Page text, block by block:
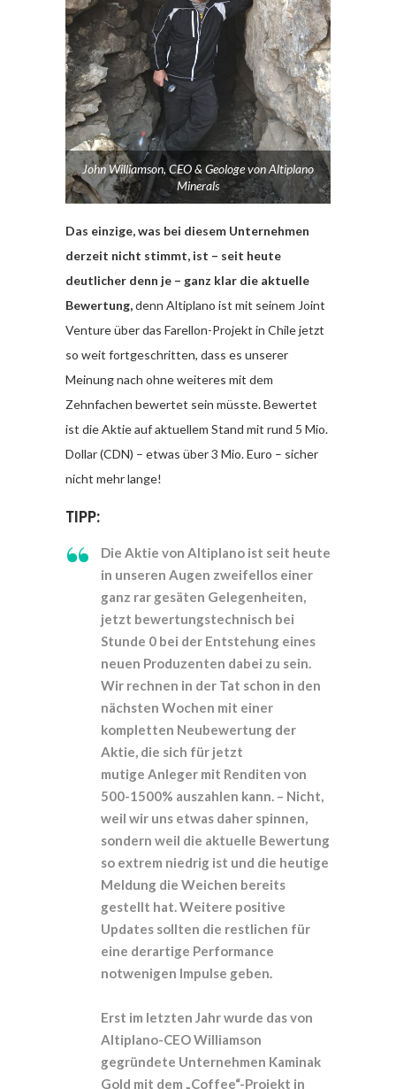
John Williamson, CEO & Geologe von Altiplano
Minerals
Das einzige, was bei diesem Unternehmen
derzeit nicht stimmt, ist – seit heute
deutlicher denn je – ganz klar die aktuelle
Bewertung,denn Altiplano ist mit seinem Joint
Venture über das Farellon-Projekt in Chile jetzt
so weit fortgeschritten, dass es unserer
Meinung nach ohne weiteres mit dem
Zehnfachen bewertet sein müsste. Bewertet
ist die Aktie auf aktuellem Stand mit rund 5 Mio.
Dollar (CDN) – etwas über 3 Mio. Euro – sicher
nicht mehr lange!
TIPP:
Die Aktie von Altiplano ist seit heute
in unseren Augen zweifellos einer
ganz rar gesäten Gelegenheiten,
jetzt bewertungstechnisch bei
Stunde 0 bei der Entstehung eines
neuen Produzenten dabei zu sein.
Wir rechnen in der Tat schon in den
nächsten Wochen mit einer
kompletten Neubewertung der
Aktie, die sich für jetzt
mutige Anleger mit Renditen von
500-1500% auszahlen kann. – Nicht,
weil wir uns etwas daher spinnen,
sondern weil die aktuelle Bewertung
so extrem niedrig ist und die heutige
Meldung die Weichen bereits
gestellt hat. Weitere positive
Updates sollten die restlichen für
eine derartige Performance
notwenigen Impulse geben.
Erst im letzten Jahr wurde das von
Altiplano-CEO Williamson
gegründete Unternehmen Kaminak
Gold mit dem „Coffee“-Projekt in